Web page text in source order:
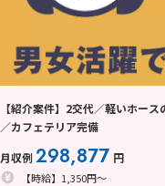
【紹介案件】2交代／軽いホー
／カフェテリア完備
月収例298,877 円
【時給】1,350円～